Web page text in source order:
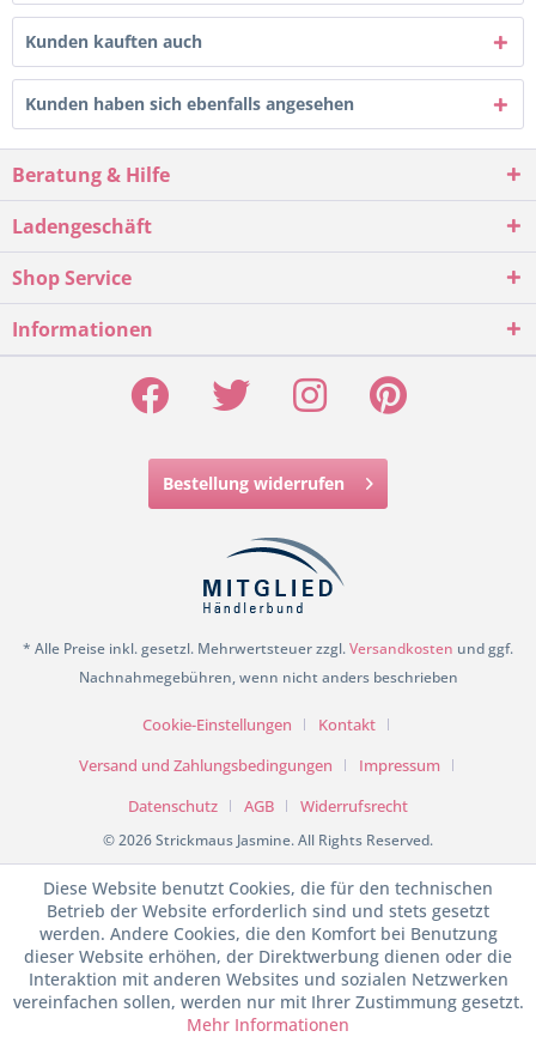
Kunden kauften auch
Kunden haben sich ebenfalls angesehen
Beratung & Hilfe
Ladengeschäft
Shop Service
Informationen
Bestellung widerrufen
* Alle Preise inkl. gesetzl. Mehrwertsteuer zzgl.Versandkosten und ggf.
Nachnahmegebühren, wenn nicht anders beschrieben
Cookie-Einstellungen
Kontakt
Versand und Zahlungsbedingungen
Impressum
Datenschutz
AGB Widerrufsrecht
© 2026 Strickmaus Jasmine. All Rights Reserved.
Diese Website benutzt Cookies, die für den technischen
Betrieb der Website erforderlich sind und stets gesetzt
werden. Andere Cookies, die den Komfort bei Benutzung
dieser Website erhöhen, der Direktwerbung dienen oder die
Interaktion mit anderen Websites und sozialen Netzwerken
vereinfachen sollen, werden nur mit Ihrer Zustimmung gesetzt.
Mehr Informationen